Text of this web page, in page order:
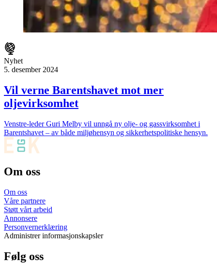
Nyhet
5. desember 2024
Vil verne Barentshavet mot mer
oljevirksomhet
Venstre-leder Guri Melby vil unngå ny olje- og gassvirksomhet i
Barentshavet – av både miljøhensyn og sikkerhetspolitiske hensyn.
Om oss
Om oss
Våre partnere
Støtt vårt arbeid
Annonsere
Personvernerklæring
Administrer informasjonskapsler
Følg oss